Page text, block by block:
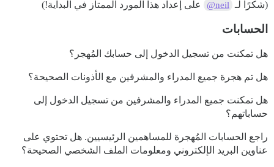
(شكرًا لـ @neil على إعداد هذا المورد الممتاز في البداية!)
الحسابات
هل تمكنت من تسجيل الدخول إلى حسابك المُهجر؟
هل تم هجرة جميع المدراء والمشرفين مع الأذونات الصحيحة؟
هل تمكنت جميع المدراء والمشرفين من تسجيل الدخول إلى
حساباتهم؟
راجع الحسابات المُهجرة للمساهمين الرئيسيين. هل تحتوي على
عناوين البريد الإلكتروني ومعلومات الملف الشخصي الصحيحة؟